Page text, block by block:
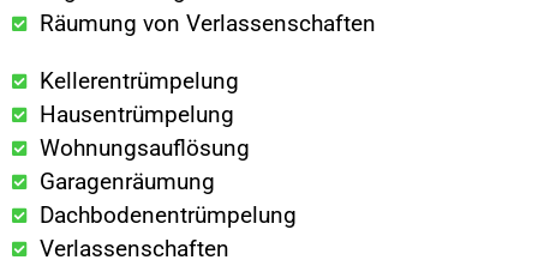
Räumung von Verlassenschaften
Kellerentrümpelung
Hausentrümpelung
Wohnungsauflösung
Garagenräumung
Dachbodenentrümpelung
Verlassenschaften